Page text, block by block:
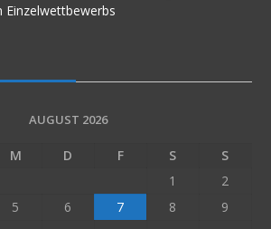
Einzelwettbewerbs
AUGUST 2026
M D F S
S
1
2
5 6 7 8
9